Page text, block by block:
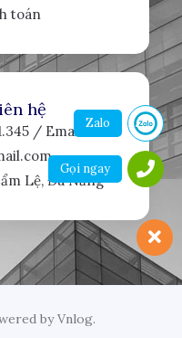
toán
hệ
/ Email:
Lệ, Đà Nẵng
by Vnlog.
Zalo
Gọi ngay